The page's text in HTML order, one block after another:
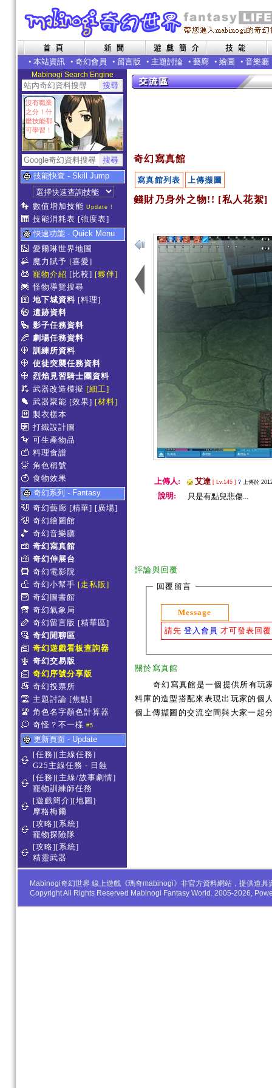
• 本站資訊 • 奇幻會員 • 留言版 • 主題討論 • 藝廊 • 繪圖 • 音樂廳
Mabinogi Search Engine
沒有職業
之分！什
麼技能都
可學習！
技能快查 - Skill Jump
數值增加技能 Update !
技能消耗表 [強度表]
快速功能 - Quick Menu
愛爾琳世界地圖
魔力賦予 [喜愛]
寵物介紹 [比較] [夥伴]
怪物導覽搜尋
地下城資料 [料理]
遺跡資料
影子任務資料
劇場任務資料
訓練所資料
使徒突襲任務資料
烈焰見習騎士團資料
武器改造模擬 [細工]
武器聚能 [效果] [材料]
製衣樣本
打鐵設計圖
可生產物品
料理食譜
角色稱號
食物效果
奇幻系列 - Fantasy
奇幻藝廊 [精華] [廣場]
奇幻繪圖館
奇幻音樂廳
奇幻寫真館
奇幻伸展台
奇幻電影院
奇幻小幫手 [走私販]
奇幻圖書館
奇幻氣象局
奇幻留言版 [精華區]
奇幻閒聊區
奇幻遊戲看板查詢器
奇幻交易版
奇幻序號分享版
奇幻投票所
主題討論 [焦點]
角色名字顏色計算器
奇怪？不一樣 #5
更新頁面 - Update
[任務][主線任務]
G25主線任務 - 日蝕
[任務][主線/故事劇情]
寵物訓練師任務
[遊戲簡介][地圖]
摩格梅爾
[攻略][系統]
寵物探險隊
[攻略][系統]
精靈武器
奇幻寫真館
寫真館列表 上傳擷圖
錢財乃身外之物!! [私人花絮]
上傳人: 艾達 [ Lv.145 ] ? 上傳於
說明: 只是有點兒悲傷...
評論與回覆
回覆留言
Message
請先 登入會員 才可發表回
關於寫真館
奇幻寫真館是一個提供所有玩
料庫的造型搭配來表現出玩家的個
個上傳擷圖的交流空間與大家一起
Mabinogi奇幻世界 線上遊戲《瑪奇mabinogi》非官方資料網站，提供道
Copyright All Rights Reserved Mabinogi Fantasy World. 2005-2026,